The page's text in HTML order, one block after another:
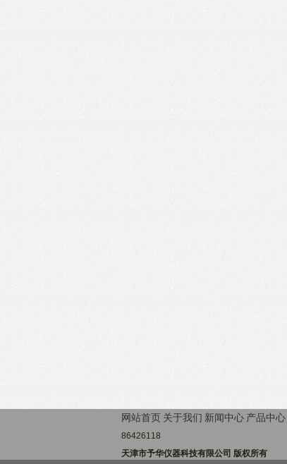
网站首页 关于我们 新闻中心 产品中心
86426118
天津市予华仪器科技有限公司 版权所有